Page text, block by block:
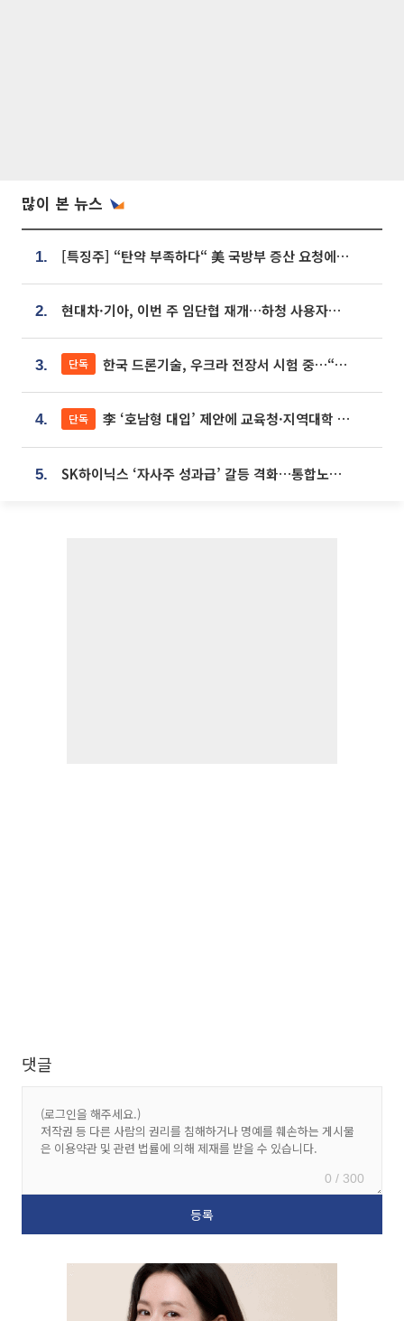
많이 본 뉴스
1. [특징주] “탄약 부족하다“ 美 국방부 증산 요청에⋯국내 방산주 급등세
2. 현대차·기아, 이번 주 임단협 재개…하청 사용자성 재심도 ‘변수’
3. 단독 한국 드론기술, 우크라 전장서 시험 중…“스타트업 여러 곳 참여”
4. 단독 李 ‘호남형 대입’ 제안에 교육청·지역대학 서·논술형 입시 연계 '착수'
5. SK하이닉스 ‘자사주 성과급’ 갈등 격화…통합노조 출범 움직임
댓글
0 / 300